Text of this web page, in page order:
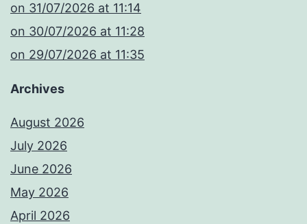
​on 31/07/2026 at 11:14
​on 30/07/2026 at 11:28
​on 29/07/2026 at 11:35
Archives
August 2026
July 2026
June 2026
May 2026
April 2026